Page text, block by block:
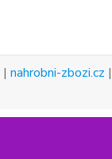
| nahrobni-zbozi.cz |